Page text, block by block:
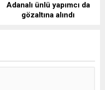
Adanalı ünlü yapımcı da
gözaltına alındı